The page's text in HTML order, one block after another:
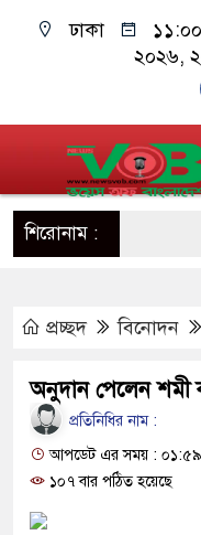
ঢাকা
২০২৬,
শিরোনাম :
প্রচ্ছদ বিনোদন
অনুদান পেলেন শমী
প্রতিনিধির নাম :
আপডেট এর সময় : ০১:৫৯
১০৭ বার পঠিত হয়েছে